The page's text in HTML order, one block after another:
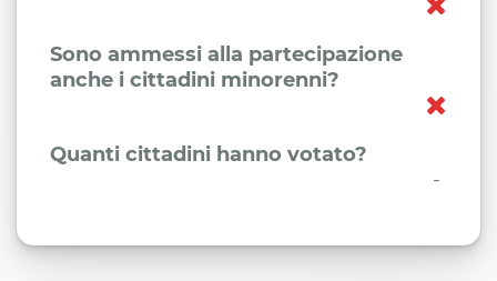
Sono ammessi alla partecipazione
anche i cittadini minorenni?
Quanti cittadini hanno votato?
-